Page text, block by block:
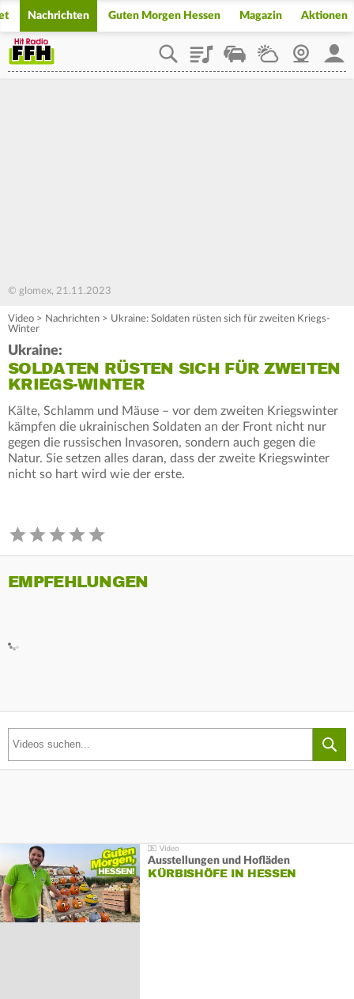
Nachrichten Guten Morgen Hessen Magazin Aktionen
PlaylistStaupilotWetterWebcam
© glomex, 21.11.2023
Video > Nachrichten > Ukraine: Soldaten rüsten sich für zweiten Kriegs-
Winter
Ukraine:
SOLDATEN RÜSTEN SICH FÜR ZWEITEN
KRIEGS-WINTER
Kälte, Schlamm und Mäuse – vor dem zweiten Kriegswinter
kämpfen die ukrainischen Soldaten an der Front nicht nur
gegen die russischen Invasoren, sondern auch gegen die
Natur. Sie setzen alles daran, dass der zweite Kriegswinter
nicht so hart wird wie der erste.
EMPFEHLUNGEN
Ausstellungen und Hofläden
KÜRBISHÖFE IN HESSEN